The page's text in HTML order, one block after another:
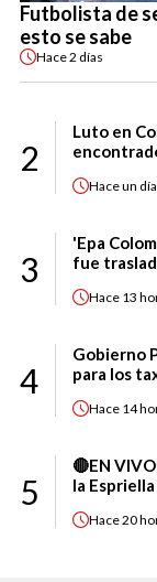
Futbolista de
esto se sabe
Hace2 días
2
Luto en
Haceun día
3
'Epa
fue
Hace 13
4
Gobierno
para los
Hace 14
5
🔴EN
la
Hace20